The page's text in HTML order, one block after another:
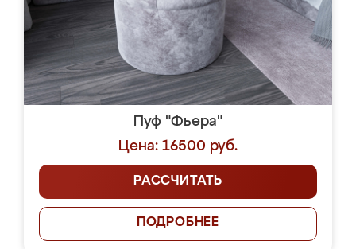
Пуф "Фьера"
Цена: 16500 руб.
РАССЧИТАТЬ
ПОДРОБНЕЕ